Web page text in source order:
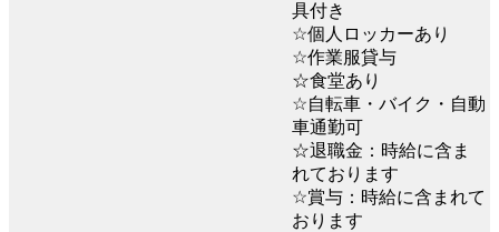
具付き
☆個人ロッカーあり
☆作業服貸与
☆食堂あり
☆自転車・バイク・自動
車通勤可
☆退職金：時給に含ま
れております
☆賞与：時給に含まれて
おります